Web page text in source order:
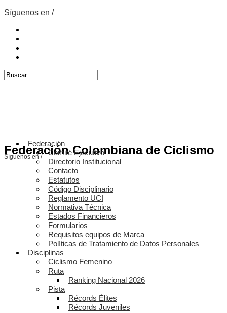
Síguenos en /
Federación Colombiana de Ciclismo
Síguenos en /
Federación
Comité Ejecutivo
Directorio Institucional
Contacto
Estatutos
Código Disciplinario
Reglamento UCI
Normativa Técnica
Estados Financieros
Formularios
Requisitos equipos de Marca
Políticas de Tratamiento de Datos Personales
Disciplinas
Ciclismo Femenino
Ruta
Ranking Nacional 2026
Pista
Récords Élites
Récords Juveniles